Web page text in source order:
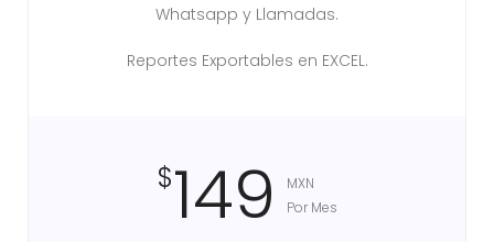
Whatsapp y Llamadas.
Reportes Exportables en EXCEL.
$149
MXN
Por Mes